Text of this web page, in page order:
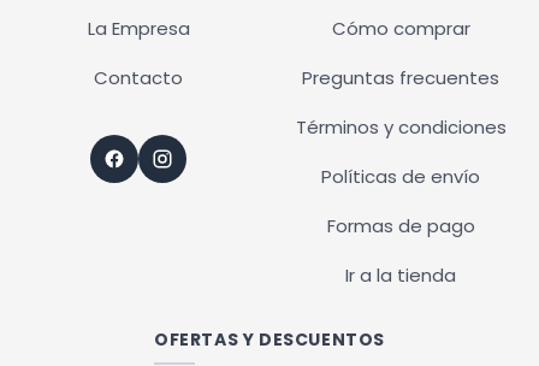
La Empresa
Contacto
Cómo comprar
Preguntas frecuentes
Términos y condiciones
Políticas de envío
Formas de pago
Ir a la tienda
OFERTAS Y DESCUENTOS